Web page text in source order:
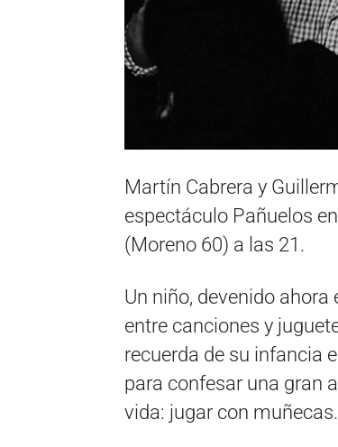
Martín Cabrera y
espectáculo Pañuelos
(Moreno 60) a las 21.
Un niño, devenido
entre canciones y
recuerda de su infancia
para confesar una gran
vida: jugar con muñecas.